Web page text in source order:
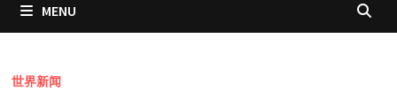
MENU
世界新闻